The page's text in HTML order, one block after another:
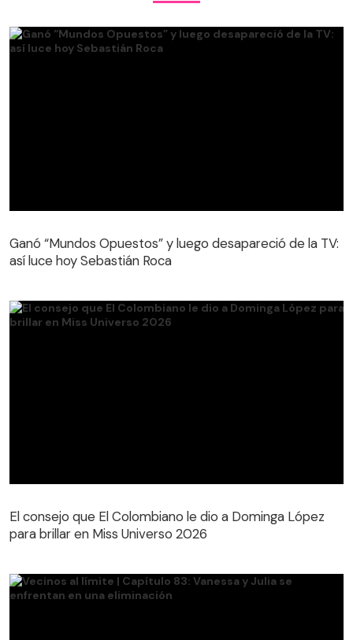
Ganó “Mundos Opuestos” y luego desapareció de la TV:
así luce hoy Sebastián Roca
para brillar en Miss Universo 2026
El consejo que El Colombiano le dio a Dominga López
para brillar en Miss Universo 2026